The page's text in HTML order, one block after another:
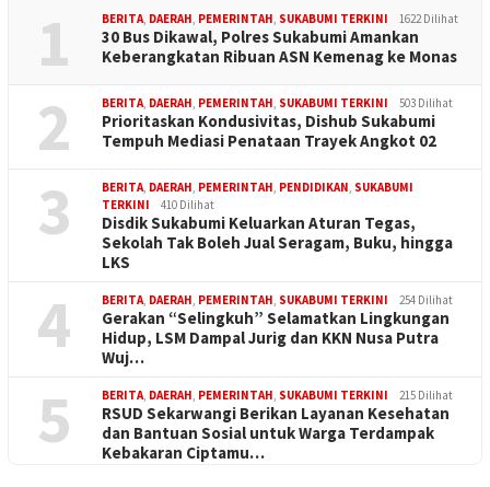
1 BERITA, DAERAH, PEMERINTAH, SUKABUMI TERKINI 1622 Dilihat
30 Bus Dikawal, Polres Sukabumi Amankan
Keberangkatan Ribuan ASN Kemenag ke Monas
2 BERITA, DAERAH, PEMERINTAH, SUKABUMI TERKINI 503 Dilihat
Prioritaskan Kondusivitas, Dishub Sukabumi
Tempuh Mediasi Penataan Trayek Angkot 02
3 BERITA, DAERAH, PEMERINTAH, PENDIDIKAN, SUKABUMI
TERKINI
410 Dilihat
Disdik Sukabumi Keluarkan Aturan Tegas,
Sekolah Tak Boleh Jual Seragam, Buku, hingga
LKS
4 BERITA, DAERAH, PEMERINTAH, SUKABUMI TERKINI 254 Dilihat
Gerakan “Selingkuh” Selamatkan Lingkungan
Hidup, LSM Dampal Jurig dan KKN Nusa Putra
Wuj…
5 BERITA, DAERAH, PEMERINTAH, SUKABUMI TERKINI 215 Dilihat
RSUD Sekarwangi Berikan Layanan Kesehatan
dan Bantuan Sosial untuk Warga Terdampak
Kebakaran Ciptamu…